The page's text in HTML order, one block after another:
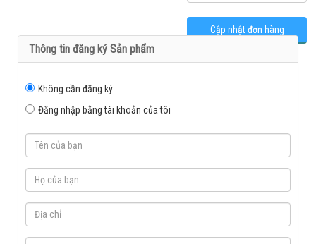
Thông tin đăng ký Sản phẩm
Không cần đăng ký
Đăng nhập bằng tài khoản của tôi